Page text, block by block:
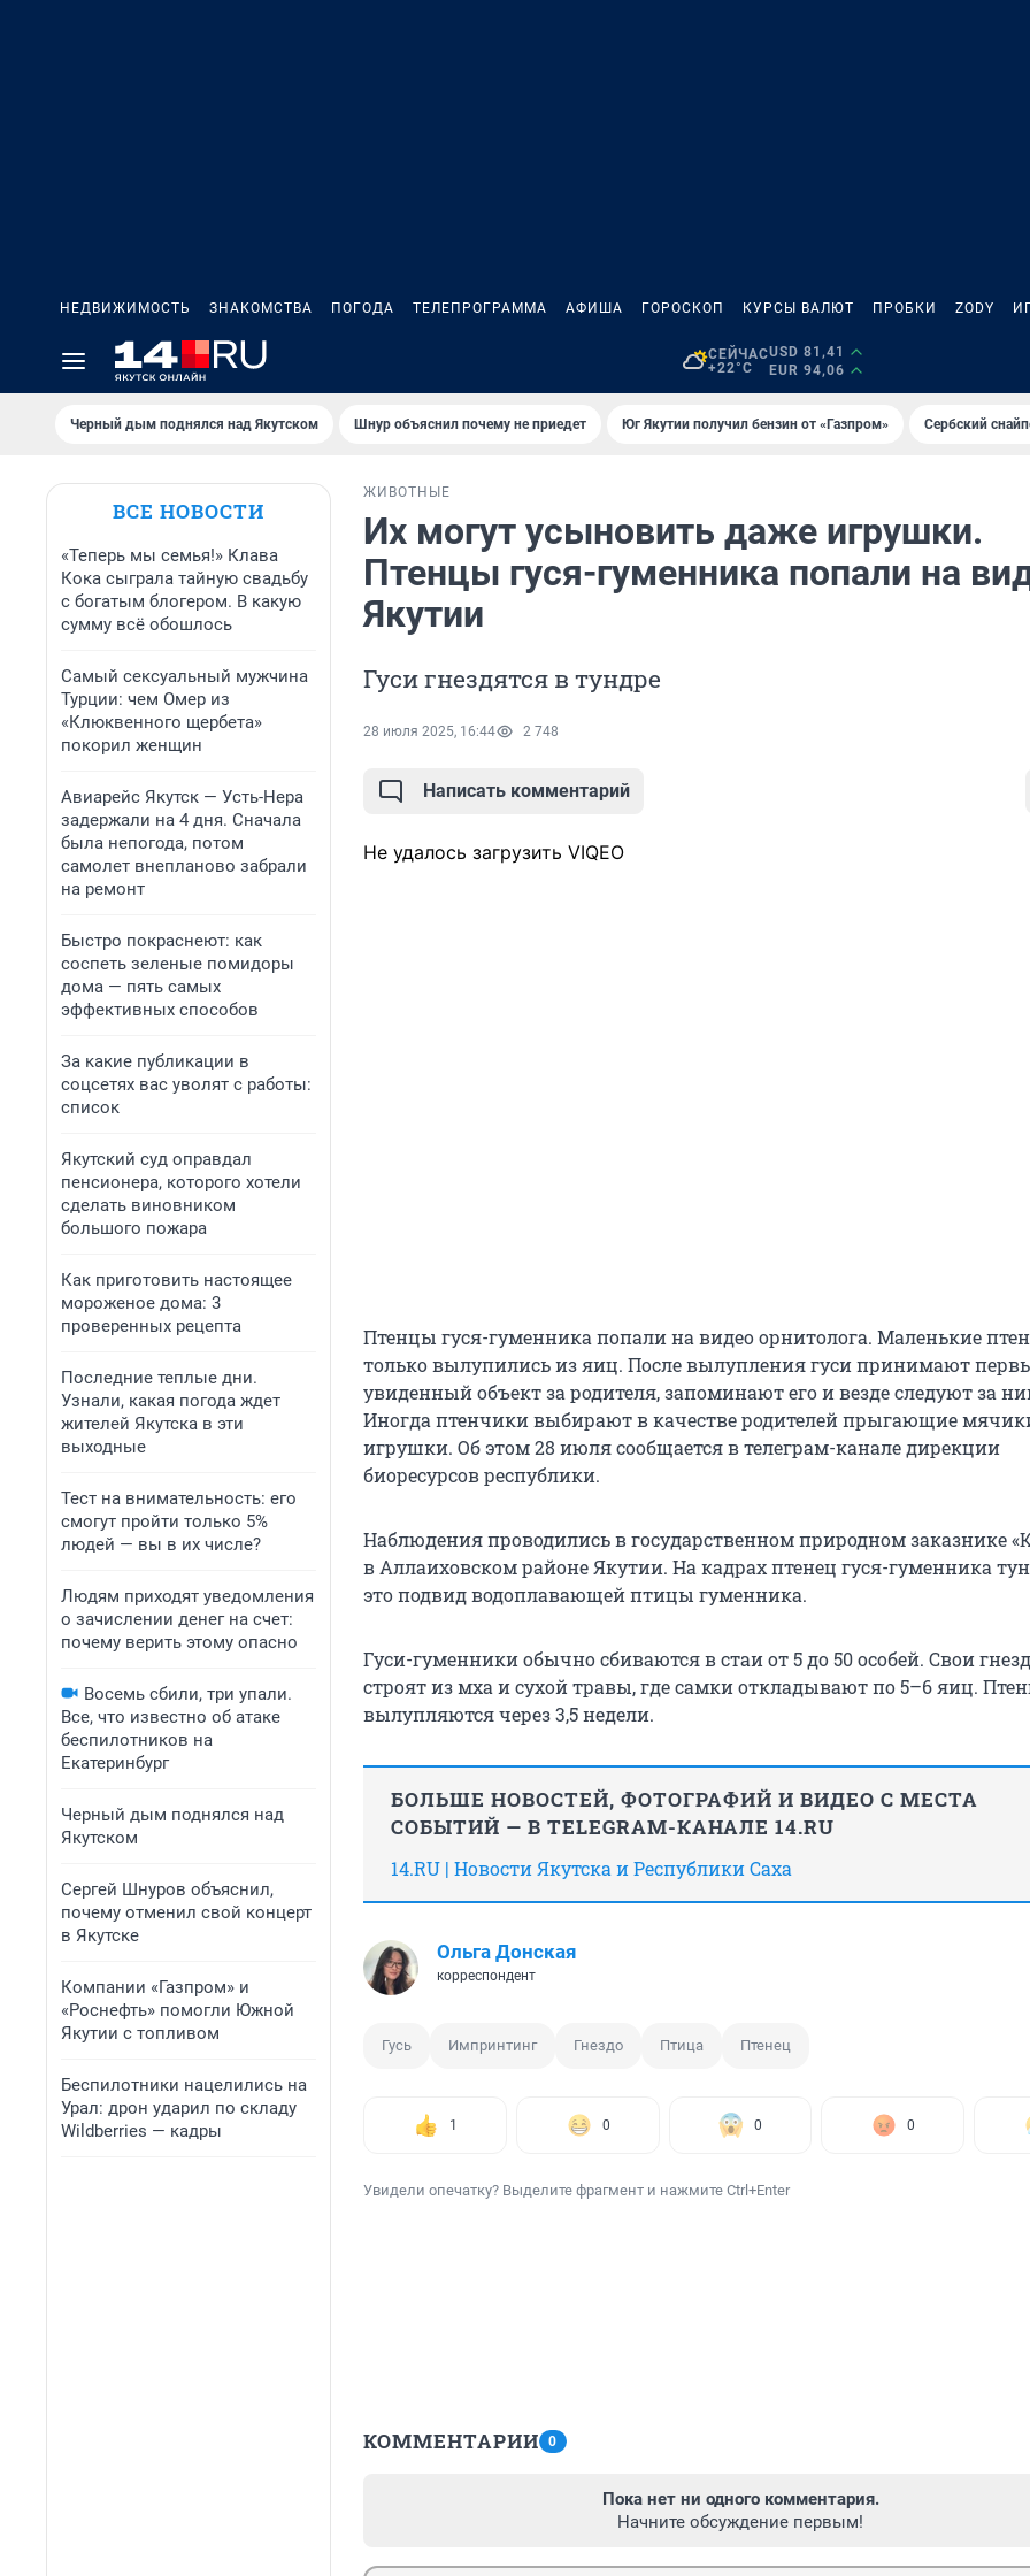
НЕДВИЖИМОСТЬ ЗНАКОМСТВА ПОГОДА ТЕЛЕПРОГРАММА АФИША ГОРОСКОП КУРСЫ ВАЛЮТ ПРОБКИ ZODY
СЕЙЧАС
+22°C
USD 81,41
EUR 94,06
Черный дым поднялся над Якутском Шнур объяснил почему не приедет Юг Якутии получил бензин от «Газпром» Сербский
ВСЕ НОВОСТИ
«Теперь мы семья!» Клава
Кока сыграла тайную свадьбу
с богатым блогером. В какую
сумму всё обошлось
Самый сексуальный мужчина
Турции: чем Омер из
«Клюквенного щербета»
покорил женщин
Авиарейс Якутск — Усть-Нера
задержали на 4 дня. Сначала
была непогода, потом
самолет внепланово забрали
на ремонт
Быстро покраснеют: как
соспеть зеленые помидоры
дома — пять самых
эффективных способов
За какие публикации в
соцсетях вас уволят с работы:
список
Якутский суд оправдал
пенсионера, которого хотели
сделать виновником
большого пожара
Как приготовить настоящее
мороженое дома: 3
проверенных рецепта
Последние теплые дни.
Узнали, какая погода ждет
жителей Якутска в эти
выходные
Тест на внимательность: его
смогут пройти только 5%
людей — вы в их числе?
Людям приходят уведомления
о зачислении денег на счет:
почему верить этому опасно
Восемь сбили, три упали.
Все, что известно об атаке
беспилотников на
Екатеринбург
Черный дым поднялся над
Якутском
Сергей Шнуров объяснил,
почему отменил свой концерт
в Якутске
Компании «Газпром» и
«Роснефть» помогли Южной
Якутии с топливом
Беспилотники нацелились на
Урал: дрон ударил по складу
Wildberries — кадры
ЖИВОТНЫЕ
Их могут усыновить даже игрушки.
Птенцы гуся-гуменника попали на
Якутии
Гуси гнездятся в тундре
28 июля 2025, 16:44 2 748
Написать комментарий
Не удалось загрузить VIQEO
Птенцы гуся-гуменника попали на видео орнитолога. Маленькие
только вылупились из яиц. После вылупления гуси принимают
увиденный объект за родителя, запоминают его и везде следуют за
Иногда птенчики выбирают в качестве родителей прыгающие
игрушки. Об этом 28 июля сообщается в телеграм-канале дирекции
биоресурсов республики.
Наблюдения проводились в государственном природном заказнике
в Аллаиховском районе Якутии. На кадрах птенец гуся-гуменника
это подвид водоплавающей птицы гуменника.
Гуси-гуменники обычно сбиваются в стаи от 5 до 50 особей. Свои
строят из мха и сухой травы, где самки откладывают по 5–6 яиц.
вылупляются через 3,5 недели.
БОЛЬШЕ НОВОСТЕЙ, ФОТОГРАФИЙ И ВИДЕО С МЕСТА
СОБЫТИЙ — В TELEGRAM-КАНАЛЕ 14.RU
14.RU | Новости Якутска и Республики Саха
Ольга Донская
корреспондент
Гусь Импринтинг Гнездо Птица Птенец
1 0 0 0
Увидели опечатку? Выделите фрагмент и нажмите Ctrl+Enter
КОММЕНТАРИИ 0
Пока нет ни одного комментария.
Начните обсуждение первым!